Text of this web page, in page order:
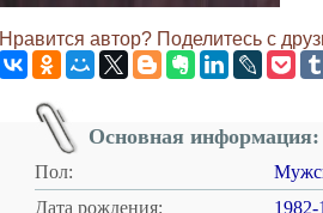
Нравится автор? Поделитесь с
Основная информация:
Пол:
Дата рождения:
1982-